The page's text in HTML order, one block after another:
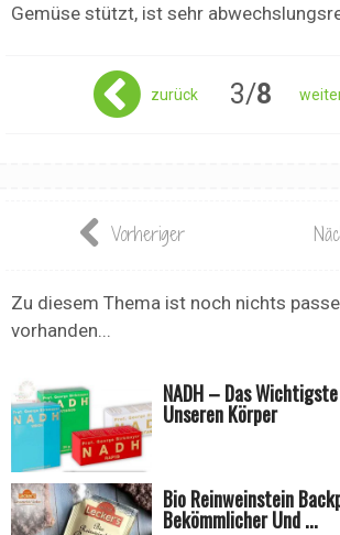
Gemüse stützt, ist sehr
zurück 3/8
Vorheriger
Zu diesem Thema ist noch nichts
vorhanden...
NADH – Das
Unseren Körper
Bio Reinweinstein
Bekömmlicher Und ...